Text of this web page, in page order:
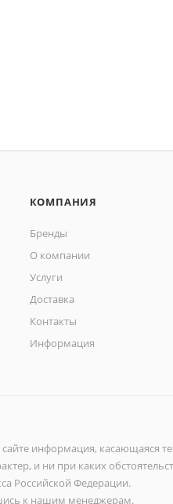
КОМПАНИЯ
Бренды
О компании
Услуги
Доставка
Контакты
Информация
информация, касающаяся
и ни при каких
Российской Федерации.
к нашим менеджерам.